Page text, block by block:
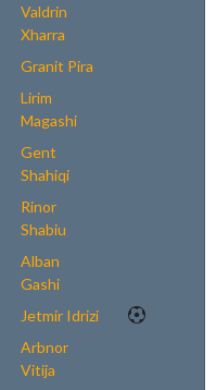
Valdrin
Xharra
Granit Pira
Lirim
Magashi
Gent
Shahiqi
Rinor
Shabiu
Alban
Gashi
Jetmir Idrizi
Arbnor
Vitija